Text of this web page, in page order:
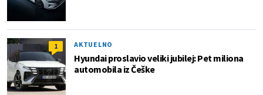
1 AKTUELNO
Hyundai proslavio veliki jubilej: Pet miliona
automobila iz Češke